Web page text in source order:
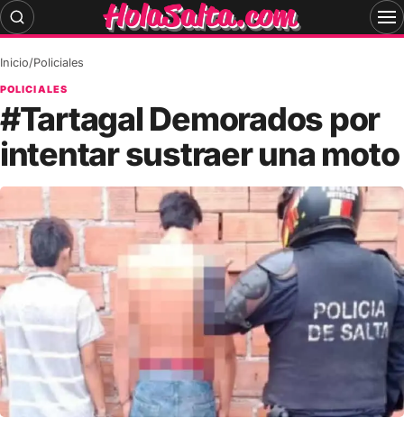
Skip
to
Inicio/Policiales
POLICIALES
#Tartagal Demorados por
intentar sustraer una moto